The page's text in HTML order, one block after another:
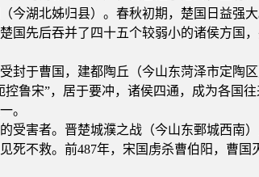
今湖北姊归县）。春秋初期，楚国日益强大
国先后吞并了四十五个较弱小的诸侯方国
封于曹国，建都陶丘（今山东菏泽市定陶
控鲁宋”，居于要冲，诸侯四通，成为各国
。
受害者。晋楚城濮之战（今山东鄄城西南
死不救。前487年，宋国虏杀曹伯阳，曹国